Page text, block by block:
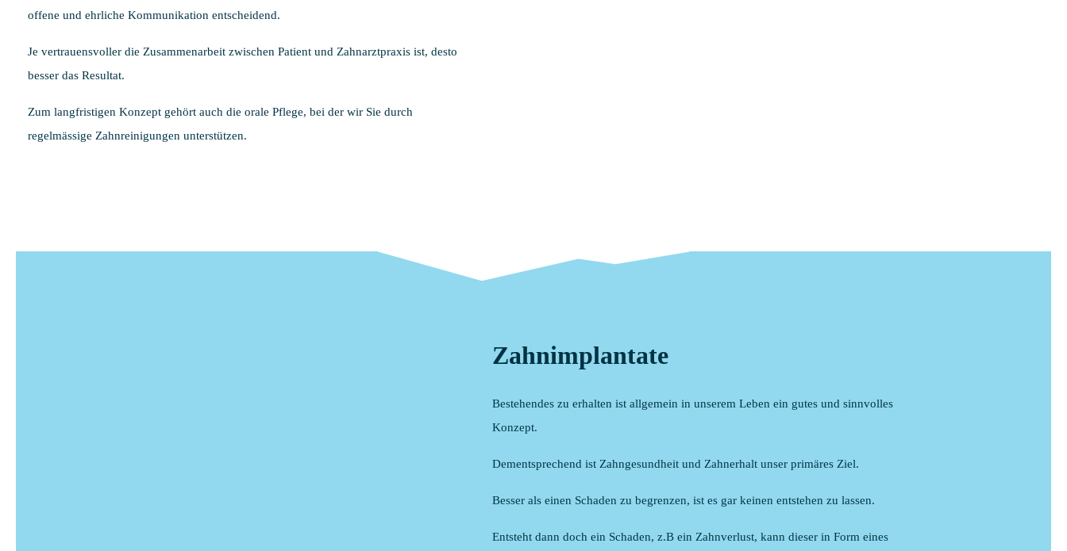
offene und ehrliche Kommunikation entscheidend.
Je vertrauensvoller die Zusammenarbeit zwischen Patient und Zahnarztpraxis ist, desto
besser das Resultat.
Zum langfristigen Konzept gehört auch die orale Pflege, bei der wir Sie durch
regelmässige Zahnreinigungen unterstützen.
Zahnimplantate
Bestehendes zu erhalten ist allgemein in unserem Leben ein gutes und sinnvolles
Konzept.
Dementsprechend ist Zahngesundheit und Zahnerhalt unser primäres Ziel.
Besser als einen Schaden zu begrenzen, ist es gar keinen entstehen zu lassen.
Entsteht dann doch ein Schaden, z.B ein Zahnverlust, kann dieser in Form eines